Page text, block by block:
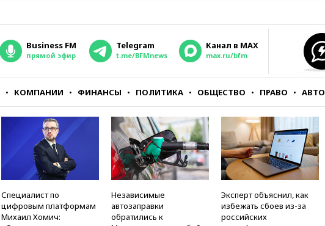
Business FM
прямой эфир
Telegram
t.me/BFMnews
Канал в MAX
max.ru/bfm
КОМПАНИИ ФИНАНСЫ ПОЛИТИКА ОБЩЕСТВО ПРАВО АВТО
Специалист по
цифровым платформам
Михаил Хомич:
Независимые
автозаправки
обратились к
Эксперт объяснил, как
избежать сбоев из-за
российских